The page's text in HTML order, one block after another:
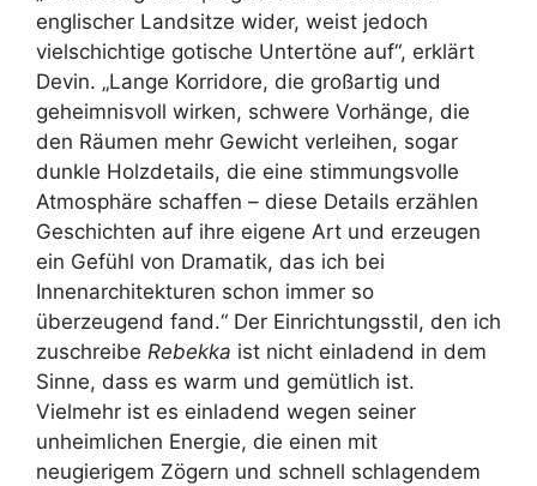
englischer Landsitze wider, weist jedoch
vielschichtige gotische Untertöne auf“, erklärt
Devin. „Lange Korridore, die großartig und
geheimnisvoll wirken, schwere Vorhänge, die
den Räumen mehr Gewicht verleihen, sogar
dunkle Holzdetails, die eine stimmungsvolle
Atmosphäre schaffen – diese Details erzählen
Geschichten auf ihre eigene Art und erzeugen
ein Gefühl von Dramatik, das ich bei
Innenarchitekturen schon immer so
überzeugend fand.“ Der Einrichtungsstil, den ich
zuschreibe Rebekka ist nicht einladend in dem
Sinne, dass es warm und gemütlich ist.
Vielmehr ist es einladend wegen seiner
unheimlichen Energie, die einen mit
neugierigem Zögern und schnell schlagendem